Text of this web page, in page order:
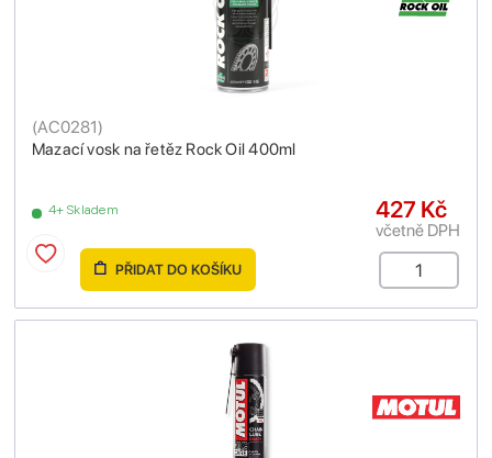
Mazací vosk na řetěz Rock Oil 400ml
(AC0281)
4+ Skladem 427 Kč
včetně DPH
PŘIDAT DO KOŠÍKU